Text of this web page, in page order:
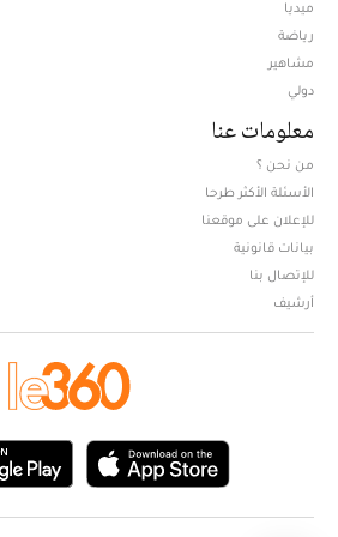
ميديا
رياضة
مشاهير
دولي
معلومات عنا
من نحن ؟
الأسئلة الأكثر طرحا
للإعلان على موقعنا
بيانات قانونية
للإتصال بنا
أرشيف